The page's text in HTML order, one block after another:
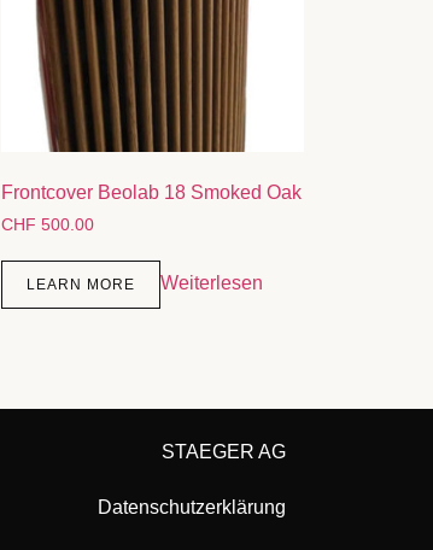
Frontcover Beolab 18 Smoked Oak
CHF 500.00
LEARN MORE Weiterlesen
STAEGER AG
Datenschutzerklärung